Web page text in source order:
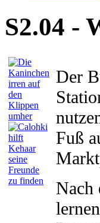
S2.04 -
Der
Fuß
Nach